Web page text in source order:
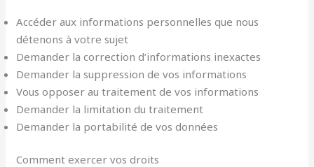
Accéder aux informations personnelles que nous
détenons à votre sujet
Demander la correction d’informations inexactes
Demander la suppression de vos informations
Vous opposer au traitement de vos informations
Demander la limitation du traitement
Demander la portabilité de vos données
Comment exercer vos droits